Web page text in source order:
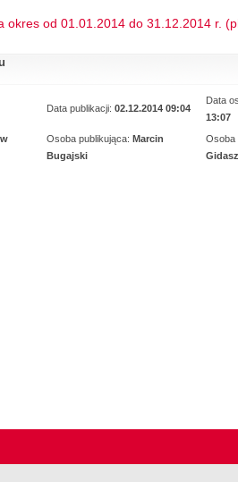
okres od 01.01.2014 do 31.12.2014 r.
Data publikacji: 02.12.2014 09:04
Data
13:07
Osoba publikująca: Marcin
Bugajski
Osoba